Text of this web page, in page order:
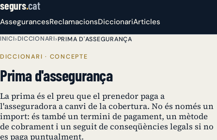
segurs.cat
AssegurancesReclamacionsDiccionariArticles
INICI›DICCIONARI›PRIMA D'ASSEGURANÇA
DICCIONARI · CONCEPTE
Prima d'assegurança
La prima és el preu que el prenedor paga a
l'asseguradora a canvi de la cobertura. No és només un
import: és també un termini de pagament, un mètode
de cobrament i un seguit de conseqüències legals si no
es paga puntualment.